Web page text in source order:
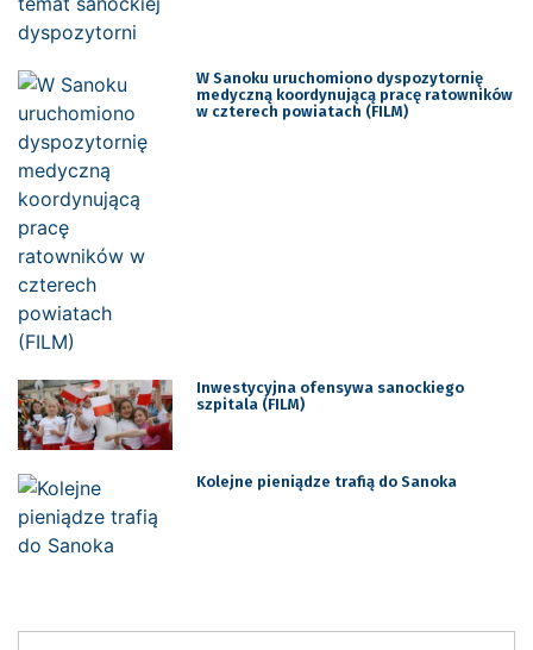
W Sanoku uruchomiono dyspozytornię
medyczną koordynującą pracę ratowników
w czterech powiatach (FILM)
Inwestycyjna ofensywa sanockiego
szpitala (FILM)
Kolejne pieniądze trafią do Sanoka